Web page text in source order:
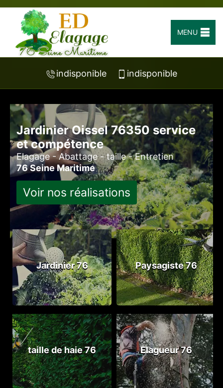
MENU
indisponible indisponible
Jardinier Oissel 76350 service
et compétence
Elagage - Abattage - taille - Entretien
76 Seine Maritime
Voir nos réalisations
Jardinier 76 Paysagiste 76
taille de haie 76 Elagueur 76